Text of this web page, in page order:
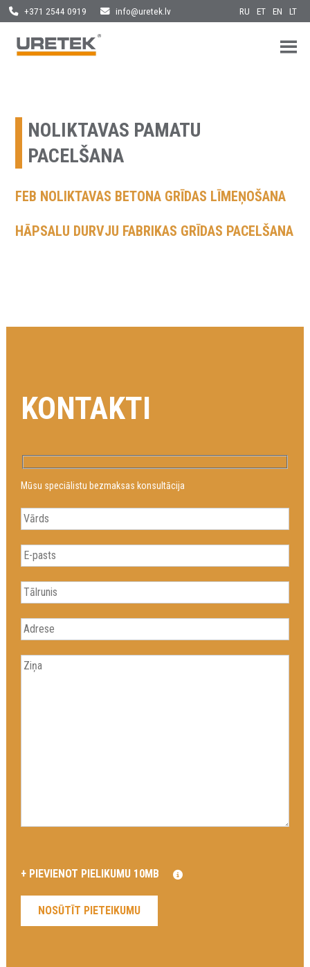
content
+371 2544 0919 info@uretek.lv RU ET EN LT
NOLIKTAVAS PAMATU
PACELŠANA
FEB NOLIKTAVAS BETONA GRĪDAS LĪMEŅOŠANA
HĀPSALU DURVJU FABRIKAS GRĪDAS PACELŠANA
KONTAKTI
Mūsu speciālistu bezmaksas konsultācija